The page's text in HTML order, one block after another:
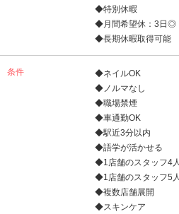
◆特別休暇
◆月間希望休：3日◎
◆長期休暇取得可能
条件
◆ネイルOK
◆ノルマなし
◆職場禁煙
◆車通勤OK
◆駅近3分以内
◆語学が活かせる
◆1店舗のスタッフ4
◆1店舗のスタッフ5
◆複数店舗展開
◆スキンケア